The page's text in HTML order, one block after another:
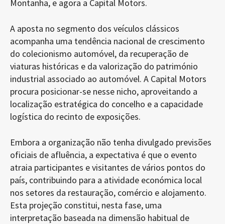
Montanha, e agora a Capital Motors.
A aposta no segmento dos veículos clássicos
acompanha uma tendência nacional de crescimento
do colecionismo automóvel, da recuperação de
viaturas históricas e da valorização do património
industrial associado ao automóvel. A Capital Motors
procura posicionar-se nesse nicho, aproveitando a
localização estratégica do concelho e a capacidade
logística do recinto de exposições.
Embora a organização não tenha divulgado previsões
oficiais de afluência, a expectativa é que o evento
atraia participantes e visitantes de vários pontos do
país, contribuindo para a atividade económica local
nos setores da restauração, comércio e alojamento.
Esta projeção constitui, nesta fase, uma
interpretação baseada na dimensão habitual de